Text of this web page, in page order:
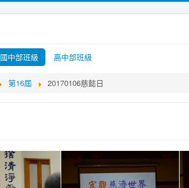
國中部班級 高中部班級
第16屆 20170106慈懿日